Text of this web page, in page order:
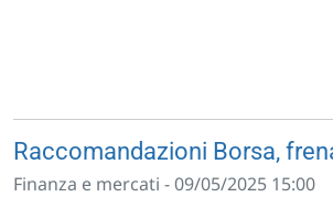
Raccomandazioni Borsa,
Finanza e mercati - 09/05/2025 15:00